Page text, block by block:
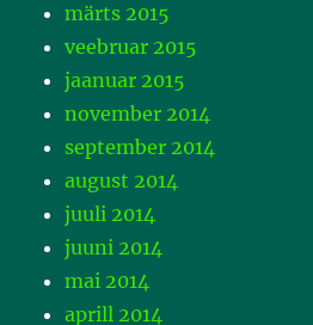
märts 2015
veebruar 2015
jaanuar 2015
november 2014
september 2014
august 2014
juuli 2014
juuni 2014
mai 2014
aprill 2014